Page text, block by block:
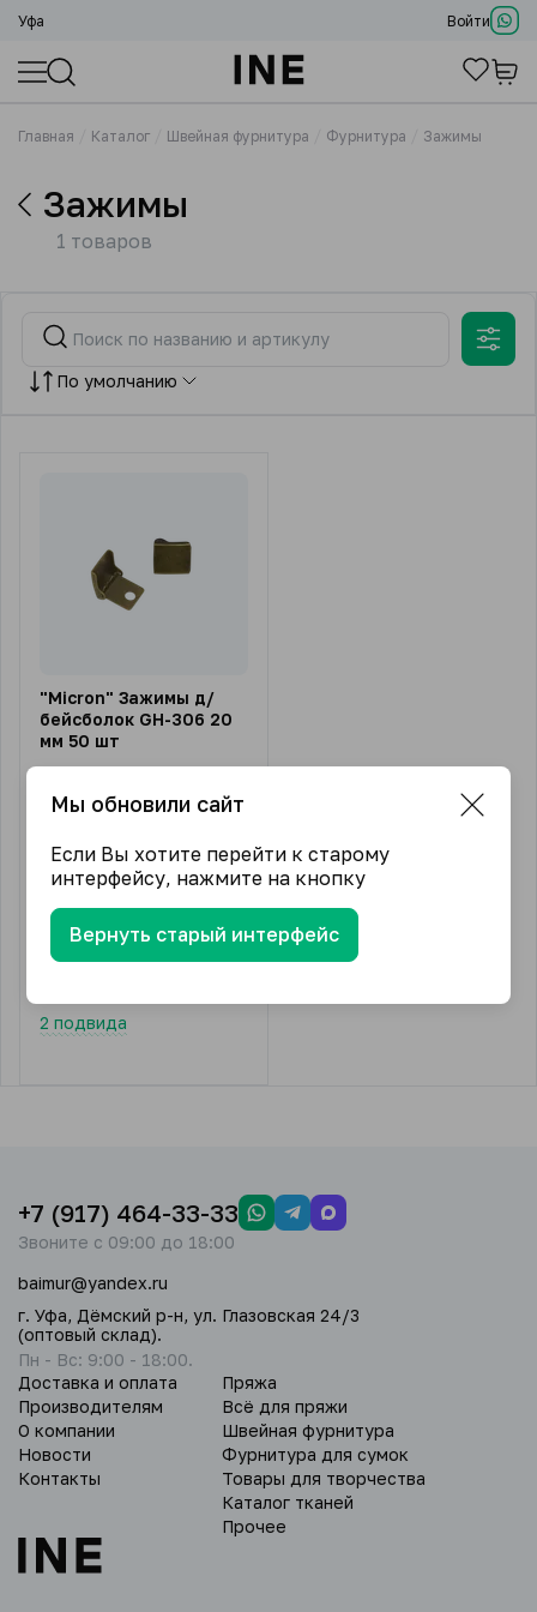
Уфа Войти
Главная Каталог Швейная фурнитура Фурнитура Зажимы
Зажимы
1 товаров
По умолчанию
"Micron" Зажимы д/
бейсболок GH-306 20
мм 50 шт
Цена за: Цена за:
Артикул: GH-306
Длина нити, м: 21*18 мм
В упаковке (шт) 50
2 подвида
Доставка и оплата
Производителям
О компании
Новости
Контакты
Пряжа
Всё для пряжи
Швейная фурнитура
Фурнитура для сумок
Товары для творчества
Каталог тканей
Прочее
+7 (917) 464-33-33
Звоните с 09:00 до 18:00
baimur@yandex.ru
г. Уфа, Дёмский р-н, ул. Глазовская 24/3
(оптовый склад).
Пн - Вс: 9:00 - 18:00.
Мы обновили сайт
Если Вы хотите перейти к старому
интерфейсу, нажмите на кнопку
Вернуть старый интерфейс